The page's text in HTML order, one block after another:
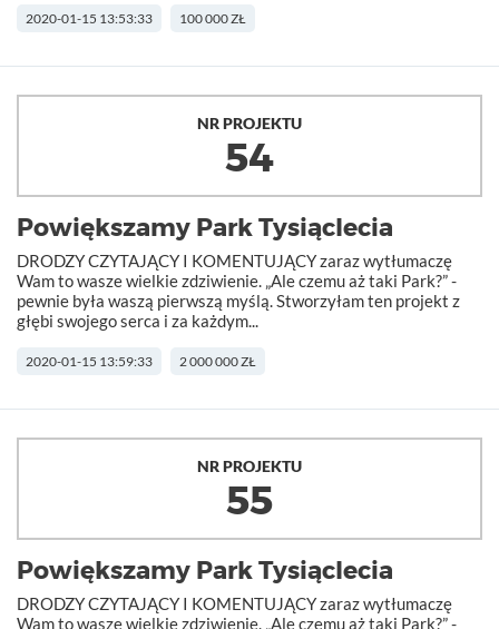
2020-01-15 13:53:33 100 000 ZŁ
NR PROJEKTU
54
Powiększamy Park Tysiąclecia
DRODZY CZYTAJĄCY I KOMENTUJĄCY zaraz wytłumaczę
Wam to wasze wielkie zdziwienie. „Ale czemu aż taki Park?” -
pewnie była waszą pierwszą myślą. Stworzyłam ten projekt z
głębi swojego serca i za każdym...
2020-01-15 13:59:33 2 000 000 ZŁ
NR PROJEKTU
55
Powiększamy Park Tysiąclecia
DRODZY CZYTAJĄCY I KOMENTUJĄCY zaraz wytłumaczę
Wam to wasze wielkie zdziwienie. „Ale czemu aż taki Park?” -